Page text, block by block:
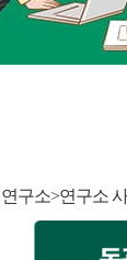
구소>연구소